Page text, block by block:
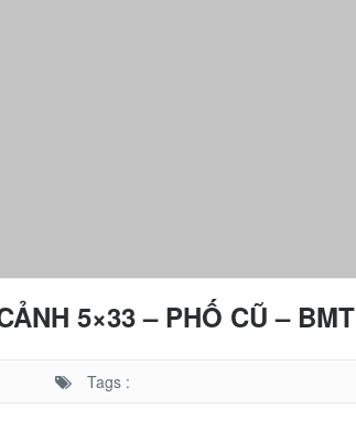
5×33 – PHỐ CŨ – BMT
Tags :